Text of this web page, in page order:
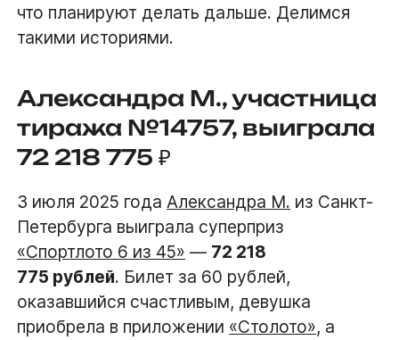
что планируют делать дальше. Делимся
такими историями.
Александра М., участница
тиража №14757, выиграла
72 218 775 ₽
3 июля 2025 годаАлександра М. из Санкт-
Петербурга выиграла суперприз
«Спортлото 6 из 45» — 72 218
775 рублей. Билет за 60 рублей,
оказавшийся счастливым, девушка
приобрела в приложении «Столото», а